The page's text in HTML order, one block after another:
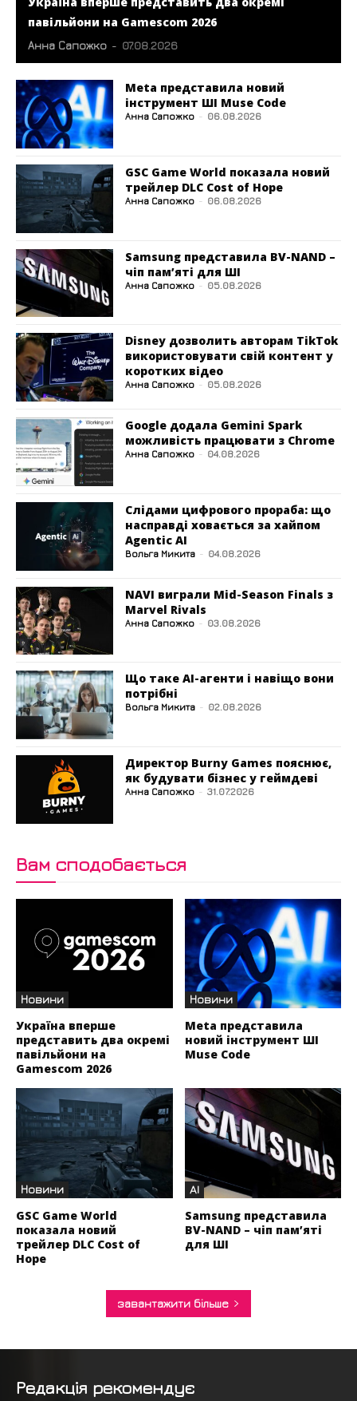
павільйони на Gamescom 2026
Анна Сапожко - 07.08.2026
Meta представила новий
інструмент ШІ Muse Code
Анна Сапожко - 06.08.2026
GSC Game World показала новий
трейлер DLC Cost of Hope
Анна Сапожко - 06.08.2026
Samsung представила BV-NAND –
чіп пам’яті для ШІ
Анна Сапожко - 05.08.2026
Disney дозволить авторам TikTok
використовувати свій контент у
коротких відео
Анна Сапожко - 05.08.2026
Google додала Gemini Spark
можливість працювати з Chrome
Анна Сапожко - 04.08.2026
Слідами цифрового прораба: що
насправді ховається за хайпом
Agentic AI
Вольга Микита - 04.08.2026
NAVI виграли Mid-Season Finals з
Marvel Rivals
Анна Сапожко - 03.08.2026
Що таке AI-агенти і навіщо вони
потрібні
Вольга Микита - 02.08.2026
Директор Burny Games пояснює,
як будувати бізнес у геймдеві
Анна Сапожко - 31.07.2026
Вам сподобається
Новини
Україна вперше
представить два окремі
павільйони на
Gamescom 2026
Новини
Meta представила
новий інструмент ШІ
Muse Code
Новини
GSC Game World
показала новий
трейлер DLC Cost of
Hope
AI
Samsung представила
BV-NAND – чіп пам’яті
для ШІ
завантажити більше
Редакція рекомендує